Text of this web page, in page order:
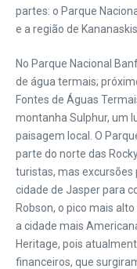
partes: o Parque
e a região de Kananaskis.
No Parque Nacional
de água termais;
Fontes de Águas
montanha Sulphur, um
paisagem local. O
parte do norte das
turistas, mas excursões
cidade de Jasper para
Robson, o pico mais
a cidade mais
Heritage, pois
financeiros, que